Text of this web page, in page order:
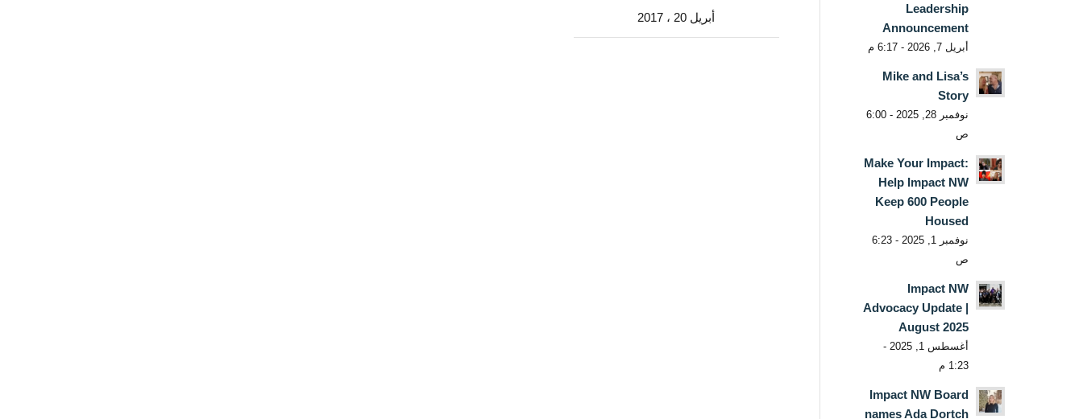
أبريل 20 ، 2017
Leadership
Announcement
أبريل 7, 2026 - 6:17 م
Mike and Lisa’s
Story
نوفمبر 28, 2025 - 6:00
ص
Make Your Impact:
Help Impact NW
Keep 600 People
Housed
نوفمبر 1, 2025 - 6:23
ص
Impact NW
Advocacy Update |
August 2025
أغسطس 1, 2025 -
1:23 م
Impact NW Board
names Ada Dortch